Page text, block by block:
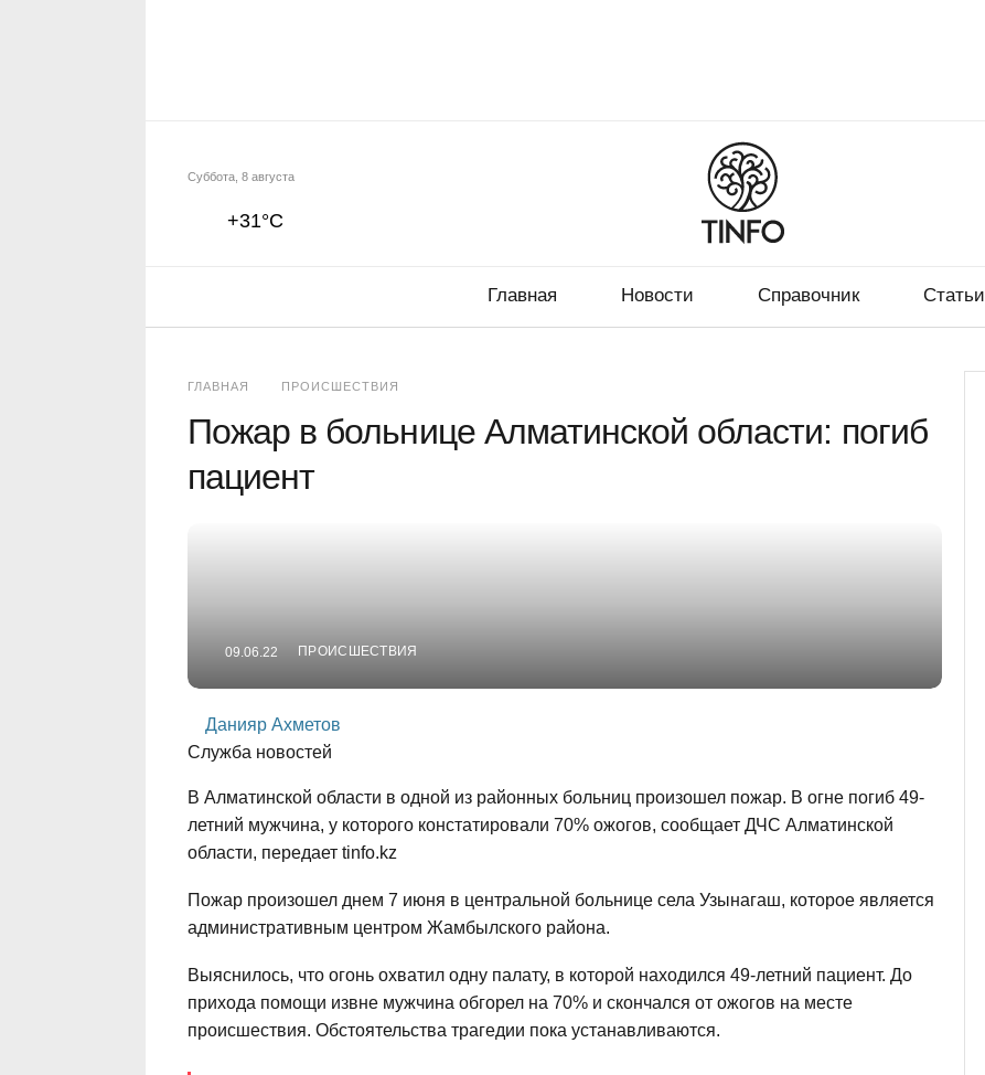
Главная Новости Справочник Статьи
+31°C
Суббота, 8 августа
ГЛАВНАЯ ПРОИСШЕСТВИЯ
Пожар в больнице Алматинской области: погиб
пациент
09.06.22 ПРОИСШЕСТВИЯ
Данияр Ахметов
Служба новостей
В Алматинской области в одной из районных больниц произошел пожар. В огне погиб 49-
летний мужчина, у которого констатировали 70% ожогов, сообщает ДЧС Алматинской
области, передает tinfo.kz
Пожар произошел днем 7 июня в центральной больнице села Узынагаш, которое является
административным центром Жамбылского района.
Выяснилось, что огонь охватил одну палату, в которой находился 49-летний пациент. До
прихода помощи извне мужчина обгорел на 70% и скончался от ожогов на месте
происшествия. Обстоятельства трагедии пока устанавливаются.